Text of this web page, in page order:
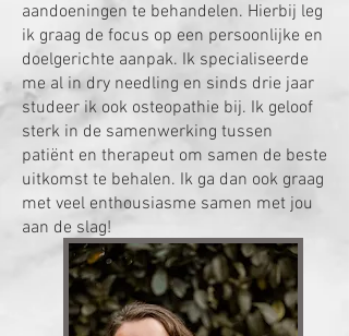
aandoeningen te behandelen. Hierbij leg
ik graag de focus op een persoonlijke en
doelgerichte aanpak. Ik specialiseerde
me al in dry needling en sinds drie jaar
studeer ik ook osteopathie bij. Ik geloof
sterk in de samenwerking tussen
patiënt en therapeut om samen de beste
uitkomst te behalen. Ik ga dan ook graag
met veel enthousiasme samen met jou
aan de slag!